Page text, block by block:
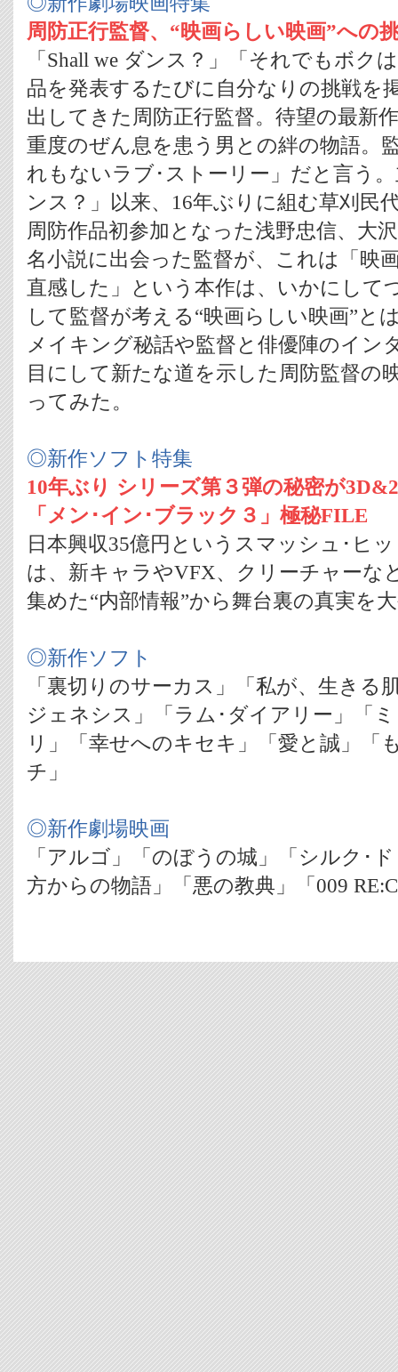
周防正行監督、“映画らしい映画”への
「Shall we ダンス？」「それでもボク
品を発表するたびに自分なりの挑戦を
出してきた周防正行監督。待望の最新
重度のぜん息を患う男との絆の物語。
れもないラブ･ストーリー」だと言う。
ンス？」以来、16年ぶりに組む草刈民
周防作品初参加となった浅野忠信、大
名小説に出会った監督が、これは「映
直感した」という本作は、いかにして
して監督が考える“映画らしい映画”と
メイキング秘話や監督と俳優陣のイン
目にして新たな道を示した周防監督の
ってみた。
◎新作ソフト特集
10年ぶり シリーズ第３弾の秘密が
「メン･イン･ブラック３」極秘FILE
日本興収35億円というスマッシュ･ヒ
は、新キャラやVFX、クリーチャーな
集めた“内部情報”から舞台裏の真実を
◎新作ソフト
「裏切りのサーカス」「私が、生きる
ジェネシス」「ラム･ダイアリー」「
リ」「幸せへのキセキ」「愛と誠」「
チ」
◎新作劇場映画
「アルゴ」「のぼうの城」「シルク･
方からの物語」「悪の教典」「009